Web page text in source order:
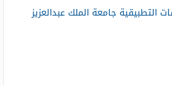
التطبيقية جامعة الملك عبدالعزيز